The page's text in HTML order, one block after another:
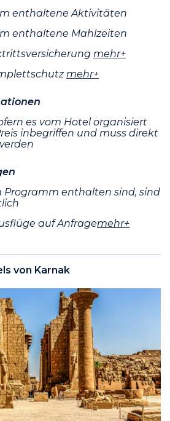
enthaltene Aktivitäten
enthaltene Mahlzeiten
mehr+
mehr+
es vom Hotel organisiert
inbegriffen und muss direkt
Programm enthalten sind, sind
auf Anfragemehr+
von Karnak